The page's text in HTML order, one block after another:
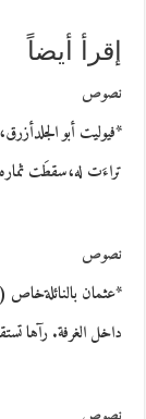
إقرأ أيضاً
نصوص
*فيوليت أبو
تراءَت له،سقطَت
نصوص
*عثمان بالنائلةخاص
داخل الغرفة. رآها